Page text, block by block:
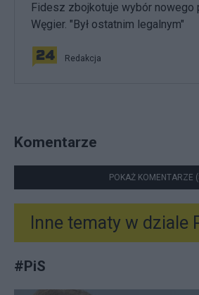
Fidesz zbojkotuje wybór nowego
Węgier. "Był ostatnim legalnym"
Redakcja
Komentarze
POKAŻ KOMENTARZE
Inne tematy w dziale
#PiS